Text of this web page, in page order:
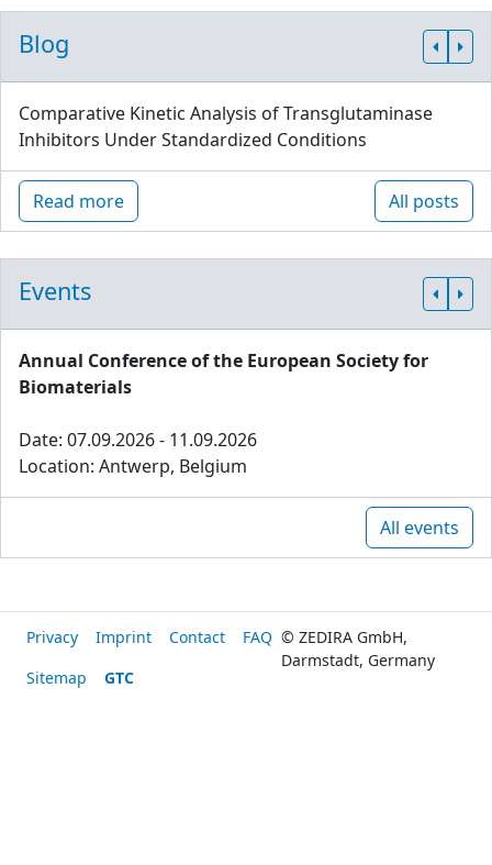
Blog
Comparative Kinetic Analysis of Transglutaminase
Inhibitors Under Standardized Conditions
Read more All posts
Events
Annual Conference of the European Society for
Biomaterials
Date: 07.09.2026 - 11.09.2026
Location: Antwerp, Belgium
All events
Privacy Imprint Contact
FAQ
Sitemap
GTC
© ZEDIRA GmbH,
Darmstadt, Germany